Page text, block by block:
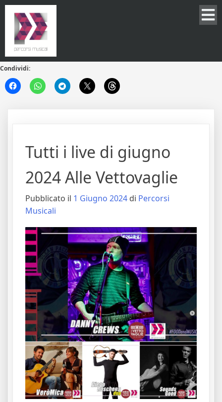
Condividi:
Tutti i live di giugno
2024 Alle Vettovaglie
Pubblicato il 1 Giugno 2024 di Percorsi
Musicali